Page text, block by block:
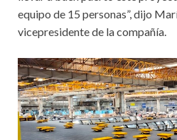
equipo de 15 personas”, dijo
vicepresidente de la compañía.